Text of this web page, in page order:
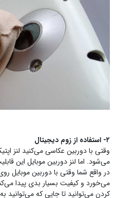
۲- استفاده از زوم دیجیتال
وقتی با دوربین عکاسی می‌کنید لنز
می‌شود. اما لنز دوربین موبایل این
در واقع شما وقتی با دوربین
می‌خورد و کیفیت بسیار بدی پیدا
کردن می‌توانید تا جایی که